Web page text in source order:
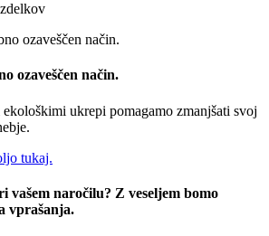
ozaveščen način.
ukrepi pomagamo zmanjšati svoj
tukaj.
vašem naročilu? Z veseljem bomo
vprašanja.